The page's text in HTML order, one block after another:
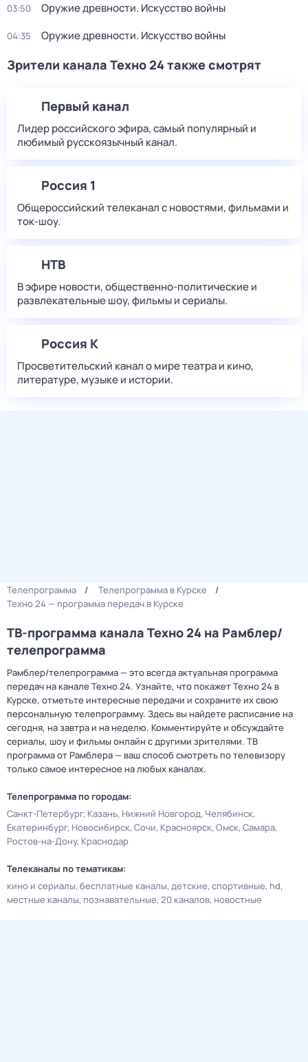
03:50 Оружие древности. Искусство войны
04:35 Оружие древности. Искусство войны
Зрители канала Техно 24 также смотрят
Первый канал
Лидер российского эфира, самый популярный и
любимый русскоязычный канал.
Россия 1
Общероссийский телеканал с новостями, фильмами и
ток-шоу.
НТВ
В эфире новости, общественно-политические и
развлекательные шоу, фильмы и сериалы.
Россия К
Просветительский канал о мире театра и кино,
литературе, музыке и истории.
Телепрограмма
Телепрограмма в Курске
Техно 24 — программа передач в Курске
ТВ-программа канала Техно 24 на Рамблер/
телепрограмма
Рамблер/телепрограмма — это всегда актуальная программа
передач на канале Техно 24. Узнайте, что покажет Техно 24 в
Курске, отметьте интересные передачи и сохраните их свою
персональную телепрограмму. Здесь вы найдете расписание на
сегодня, на завтра и на неделю. Комментируйте и обсуждайте
сериалы, шоу и фильмы онлайн с другими зрителями. ТВ
программа от Рамблера — ваш способ смотреть по телевизору
только самое интересное на любых каналах.
Телепрограмма по городам:
Санкт-Петербург Казань Нижний Новгород Челябинск
Екатеринбург Новосибирск Сочи Красноярск Омск Самара
Ростов-на-Дону Краснодар
Телеканалы по тематикам:
кино и сериалы бесплатные каналы детские спортивные hd
местные каналы познавательные 20 каналов новостные